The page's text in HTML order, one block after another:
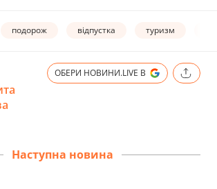
подорож відпустка туризм
ОБЕРИ НОВИНИ.LIVE В
Наступна новина